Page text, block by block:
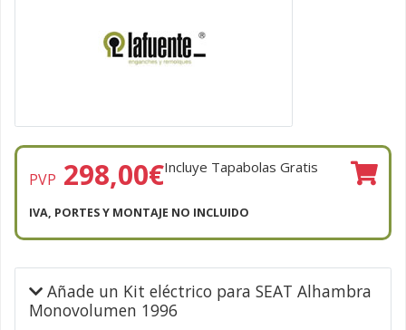
PVP 298,00€Incluye Tapabolas Gratis
IVA, PORTES Y MONTAJE NO INCLUIDO
Añade un Kit eléctrico para SEAT Alhambra
Monovolumen 1996